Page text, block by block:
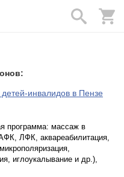
инвалидов в Пензе
программа: массаж в
ЛФК, аквареабилитация,
иглоукалывание и др.),